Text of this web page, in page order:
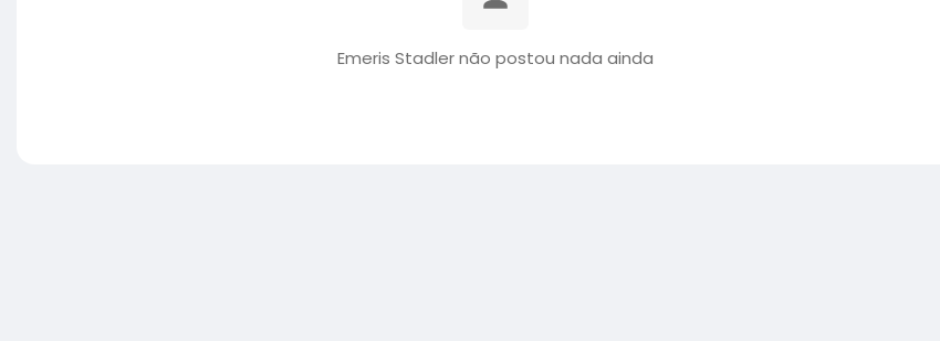
Emeris Stadler não postou nada ainda